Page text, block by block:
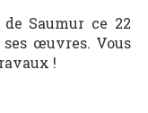
Saumur ce 22
œuvres. Vous
!